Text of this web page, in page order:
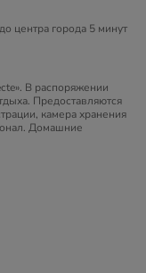
центра города 5 минут
В распоряжении
Предоставляются
камера хранения
Домашние